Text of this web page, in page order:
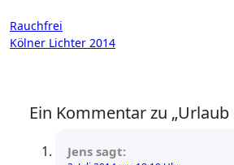
Beitragsnavigation
Rauchfrei
Kölner Lichter 2014
Ein Kommentar zu „Urlaub
Jens sagt: